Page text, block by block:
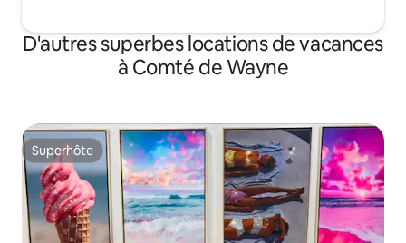
D'autres superbes locations de vacances
à Comté de Wayne
Superhôte
Superhôte